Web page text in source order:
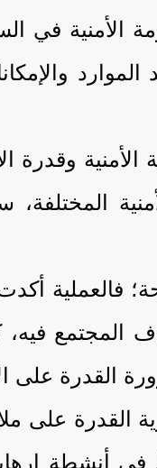
الأمنية في
وقدرة
المختلفة،
فالعملية
المجتمع
القدرة
القدرة على
في أنشطة